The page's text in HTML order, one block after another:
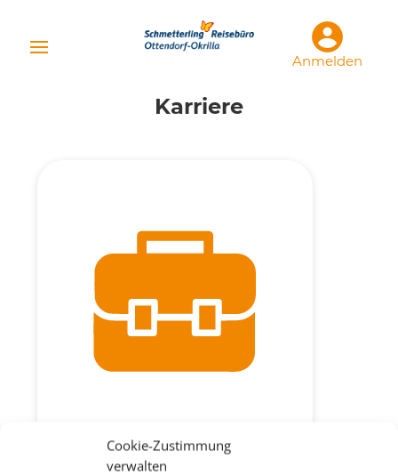
Cookie-Zustimmung
verwalten
Anmelden
Karriere
Jobs